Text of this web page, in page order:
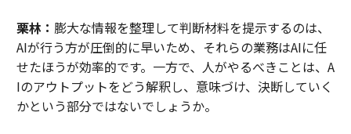
栗林： 膨大な情報を整理して判断材料を提示するのは、
AIが行う方が圧倒的に早いため、それらの業務はAIに任
せたほうが効率的です。一方で、人がやるべきことは、A
Iのアウトプットをどう解釈し、意味づけ、決断していく
かという部分ではないでしょうか。